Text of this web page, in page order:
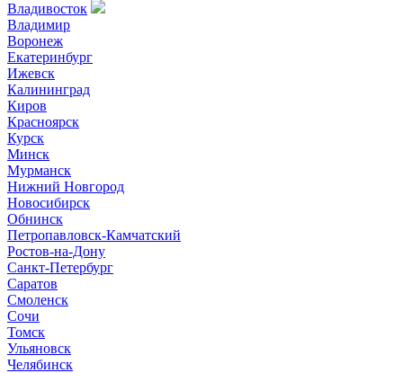
Владивосток
Владимир
Воронеж
Екатеринбург
Ижевск
Калининград
Киров
Красноярск
Курск
Минск
Мурманск
Нижний Новгород
Новосибирск
Обнинск
Петропавловск-Камчатский
Ростов-на-Дону
Санкт-Петербург
Саратов
Смоленск
Сочи
Томск
Ульяновск
Челябинск